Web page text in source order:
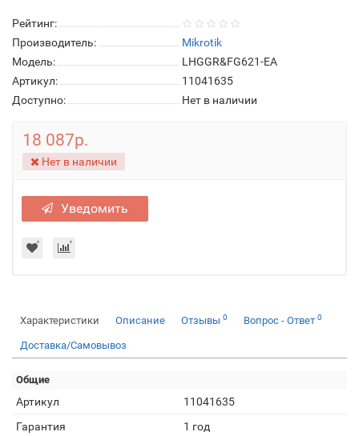
Рейтинг:
Производитель:
Mikrotik
Модель:
LHGGR&FG621-EA
Артикул:
11041635
Доступно:
Нет в наличии
18 087р.
Нет в наличии
Уведомить
Характеристики Описание Отзывы 0 Вопрос - Ответ 0
Доставка/Самовывоз
Общие
Артикул
11041635
Гарантия
1 год